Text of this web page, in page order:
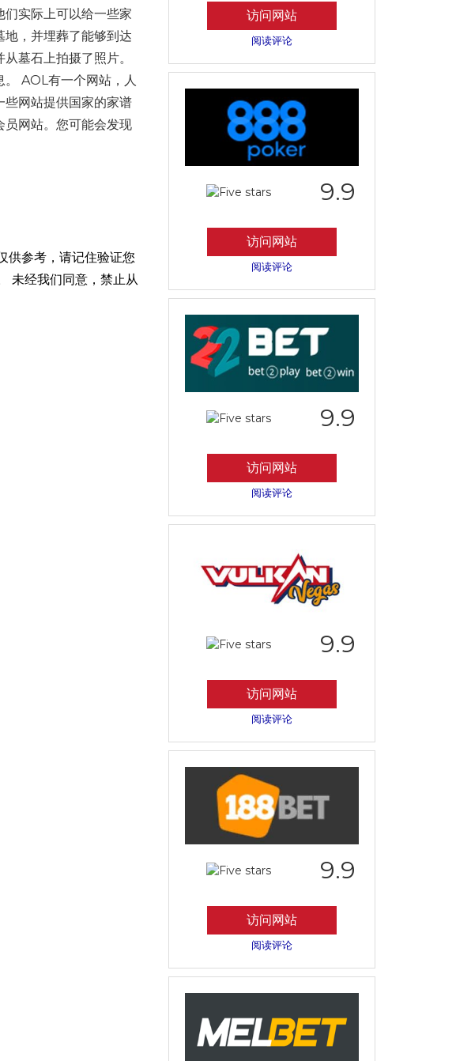
实际上可以给一些家
，并埋葬了能够到达
墓石上拍摄了照片。
AOL有一个网站，人
些网站提供国家的家谱
员网站。您可能会发现
供参考，请记住验证您
未经我们同意，禁止从
访问网站
阅读评论
9.9
访问网站
阅读评论
9.9
访问网站
阅读评论
9.9
访问网站
阅读评论
9.9
访问网站
阅读评论